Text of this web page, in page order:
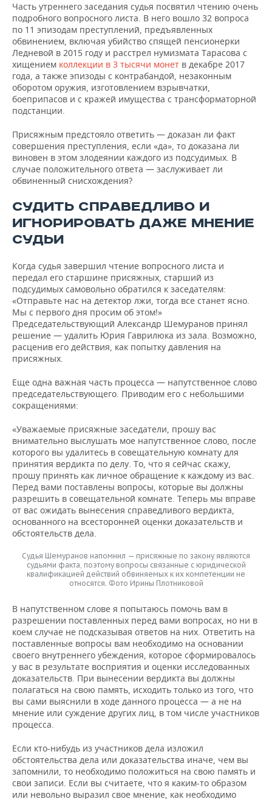
Часть утреннего заседания судья посвятил чтению очень
подробного вопросного листа. В него вошло 32 вопроса
по 11 эпизодам преступлений, предъявленных
обвинением, включая убийство спящей пенсионерки
Ледневой в 2015 году и расстрел нумизмата Тарасова с
хищением коллекции в 3 тысячи монет в декабре 2017
года, а также эпизоды с контрабандой, незаконным
оборотом оружия, изготовлением взрывчатки,
боеприпасов и с кражей имущества с трансформаторной
подстанции.
Присяжным предстояло ответить — доказан ли факт
совершения преступления, если «да», то доказана ли
виновен в этом злодеянии каждого из подсудимых. В
случае положительного ответа — заслуживает ли
обвиненный снисхождения?
СУДИТЬ СПРАВЕДЛИВО И
ИГНОРИРОВАТЬ ДАЖЕ МНЕНИЕ
СУДЬИ
Когда судья завершил чтение вопросного листа и
передал его старшине присяжных, старший из
подсудимых самовольно обратился к заседателям:
«Отправьте нас на детектор лжи, тогда все станет ясно.
Мы с первого дня просим об этом!»
Председательствующий Александр Шемуранов принял
решение — удалить Юрия Гаврилюка из зала. Возможно,
расценив его действия, как попытку давления на
присяжных.
Еще одна важная часть процесса — напутственное слово
председательствующего. Приводим его с небольшими
сокращениями:
«Уважаемые присяжные заседатели, прошу вас
внимательно выслушать мое напутственное слово, после
которого вы удалитесь в совещательную комнату для
принятия вердикта по делу. То, что я сейчас скажу,
прошу принять как личное обращение к каждому из вас.
Перед вами поставлены вопросы, которые вы должны
разрешить в совещательной комнате. Теперь мы вправе
от вас ожидать вынесения справедливого вердикта,
основанного на всесторонней оценки доказательств и
обстоятельств дела.
Судья Шемуранов напомнил — присяжные по закону являются
судьями факта, поэтому вопросы связанные с юридической
квалификацией действий обвиняемых к их компетенции не
относятся. Фото Ирины Плотниковой
В напутственном слове я попытаюсь помочь вам в
разрешении поставленных перед вами вопросах, но ни в
коем случае не подсказывая ответов на них. Ответить на
поставленные вопросы вам необходимо на основании
своего внутреннего убеждения, которое сформировалось
у вас в результате восприятия и оценки исследованных
доказательств. При вынесении вердикта вы должны
полагаться на свою память, исходить только из того, что
вы сами выяснили в ходе данного процесса — а не на
мнение или суждение других лиц, в том числе участников
процесса.
Если кто-нибудь из участников дела изложил
обстоятельства дела или доказательства иначе, чем вы
запомнили, то необходимо положиться на свою память и
свои записи. Если вы считаете, что я каким-то образом
или невольно выразил свое мнение, как необходимо